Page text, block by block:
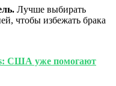
Лучше выбирать
чтобы избежать брака
США уже помогают